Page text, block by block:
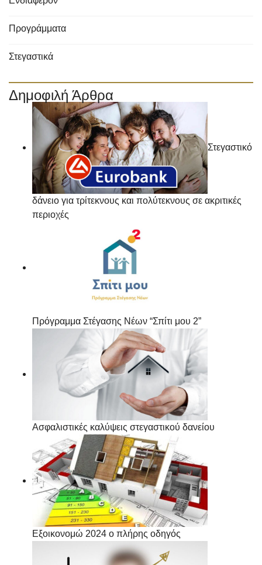
Προγράμματα
Στεγαστικά
Δημοφιλή Άρθρα
Στεγαστικό
δάνειο για τρίτεκνους και πολύτεκνους σε ακριτικές
περιοχές
Πρόγραμμα Στέγασης Νέων “Σπίτι μου 2”
Ασφαλιστικές καλύψεις στεγαστικού δανείου
Εξοικονομώ 2024 ο πλήρης οδηγός